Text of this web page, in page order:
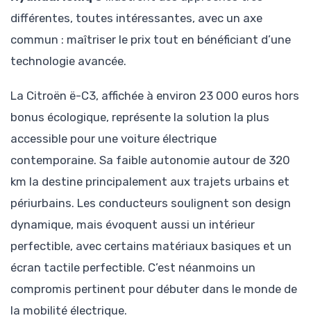
différentes, toutes intéressantes, avec un axe
commun : maîtriser le prix tout en bénéficiant d’une
technologie avancée.
La Citroën ë-C3, affichée à environ 23 000 euros hors
bonus écologique, représente la solution la plus
accessible pour une voiture électrique
contemporaine. Sa faible autonomie autour de 320
km la destine principalement aux trajets urbains et
périurbains. Les conducteurs soulignent son design
dynamique, mais évoquent aussi un intérieur
perfectible, avec certains matériaux basiques et un
écran tactile perfectible. C’est néanmoins un
compromis pertinent pour débuter dans le monde de
la mobilité électrique.